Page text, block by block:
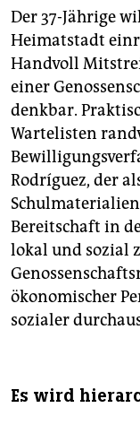
Der 37-Jährige
Heimatstadt
Handvoll
einer
denkbar.
Wartelisten
Rodríguez, der
Bereitschaft in
lokal und sozial
ökonomischer
sozialer
Es wird